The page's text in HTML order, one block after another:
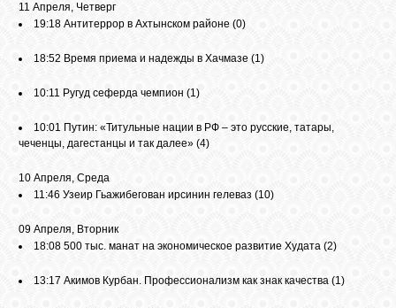
11 Апреля, Четверг
19:18 Антитеррор в Ахтынском районе (0)
18:52 Время приема и надежды в Хачмазе (1)
10:11 Ругуд сеферда чемпион (1)
10:01 Путин: «Титульные нации в РФ – это русские, татары,
чеченцы, дагестанцы и так далее» (4)
10 Апреля, Среда
11:46 Узеир Гьажибегован ирсинин гелеваз (10)
09 Апреля, Вторник
18:08 500 тыс. манат на экономическое развитие Худата (2)
13:17 Акимов Курбан. Профессионализм как знак качества (1)